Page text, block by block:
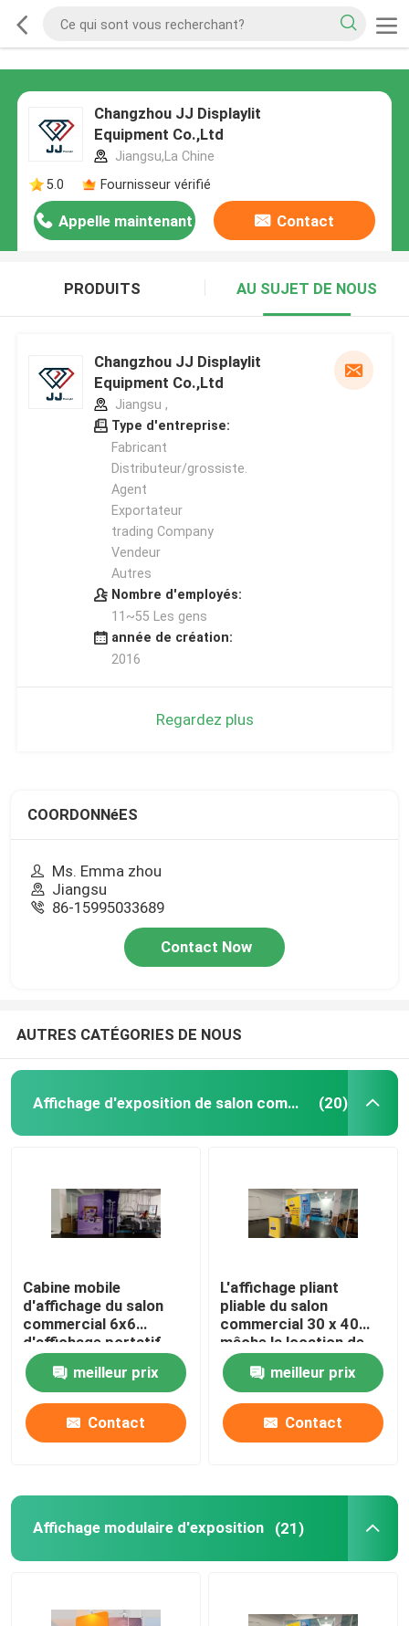
Changzhou JJ Displaylit
Equipment Co.,Ltd
Jiangsu,La Chine
5.0
Fournisseur vérifié
Appelle maintenant Contact
PRODUITS AU SUJET DE NOUS
Changzhou JJ Displaylit
Equipment Co.,Ltd
Jiangsu ,
Type d'entreprise:
Fabricant
Distributeur/grossiste.
Agent
Exportateur
trading Company
Vendeur
Autres
Nombre d'employés:
11~55 Les gens
année de création:
2016
Regardez plus
COORDONNéES
Ms. Emma zhou
Jiangsu
86-15995033689
Contact Now
AUTRES CATÉGORIES DE NOUS
Affichage d'exposition de salon commercial (20)
Cabine mobile
d'affichage du salon
commercial 6x6
d'affichage portatif
d'exposition pour
l'événementmeilleur prix
Contact
L'affichage pliant
pliable du salon
commercial 30 x 40
mâche la location de
cabine du salon
commercial 20x20
meilleur prix
Contact
Affichage modulaire d'exposition (21)